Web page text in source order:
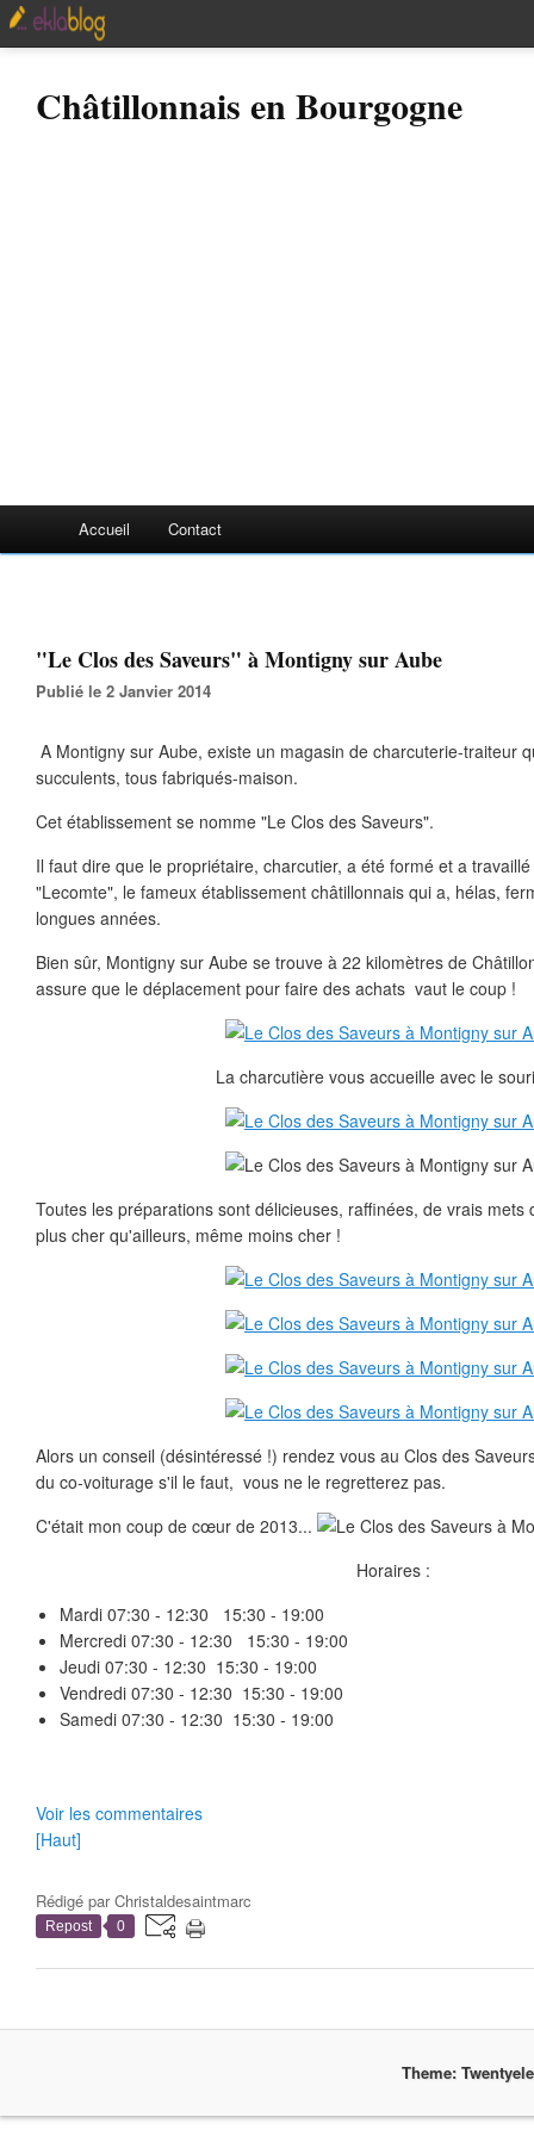
Châtillonnais en Bourgogne
Accueil Contact
"Le Clos des Saveurs" à Montigny sur Aube
Publié le 2 Janvier 2014
A Montigny sur Aube, existe un magasin de charcuterie-traiteur
succulents, tous fabriqués-maison.
Cet établissement se nomme "Le Clos des Saveurs".
Il faut dire que le propriétaire, charcutier, a été formé et a
"Lecomte", le fameux établissement châtillonnais qui a, hélas,
longues années.
Bien sûr, Montigny sur Aube se trouve à 22 kilomètres de
assure que le déplacement pour faire des achats vaut le coup !
La charcutière vous accueille avec le
Toutes les préparations sont délicieuses, raffinées, de vrais
plus cher qu'ailleurs, même moins cher !
Alors un conseil (désintéressé !) rendez vous au Clos des
du co-voiturage s'il le faut, vous ne le regretterez pas.
C'était mon coup de cœur de 2013...
Horaires :
Mardi 07:30 - 12:30 15:30 - 19:00
Mercredi 07:30 - 12:30 15:30 - 19:00
Jeudi 07:30 - 12:30 15:30 - 19:00
Vendredi 07:30 - 12:30 15:30 - 19:00
Samedi 07:30 - 12:30 15:30 - 19:00
Voir les commentaires
[Haut]
Rédigé parChristaldesaintmarc
Repost 0
Theme: